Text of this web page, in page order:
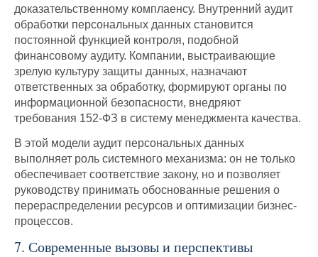
доказательственному комплаенсу. Внутренний аудит
обработки персональных данных становится
постоянной функцией контроля, подобной
финансовому аудиту. Компании, выстраивающие
зрелую культуру защиты данных, назначают
ответственных за обработку, формируют органы по
информационной безопасности, внедряют
требования 152-ФЗ в систему менеджмента качества.
В этой модели аудит персональных данных
выполняет роль системного механизма: он не только
обеспечивает соответствие закону, но и позволяет
руководству принимать обоснованные решения о
перераспределении ресурсов и оптимизации бизнес-
процессов.
7. Современные вызовы и перспективы